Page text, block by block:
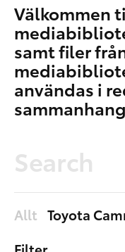
Välkommen
samt filer
användas i
Allt Toyota